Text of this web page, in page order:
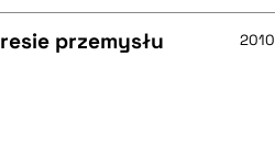
przemysłu
2010